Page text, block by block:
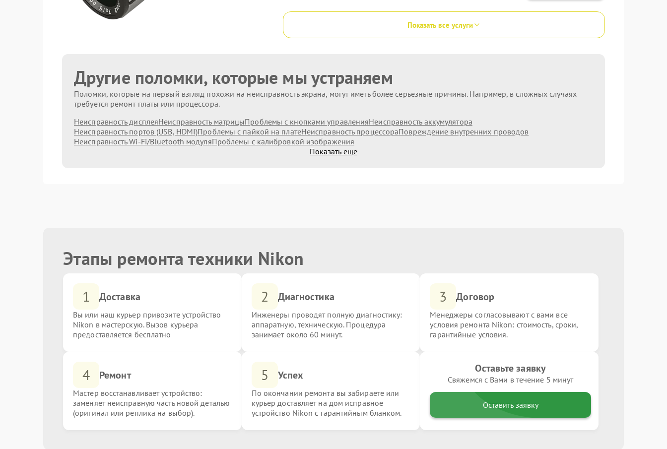
Показать все услуги
Другие поломки, которые мы устраняем
Поломки, которые на первый взгляд похожи на неисправность экрана, могут иметь более серьезные причины. Например, в сложных случаях
требуется ремонт платы или процессора.
Неисправность дисплеяНеисправность матрицыПроблемы с кнопками управленияНеисправность аккумулятора
Неисправность портов (USB, HDMI)Проблемы с пайкой на платеНеисправность процессораПовреждение внутренних проводов
Неисправность Wi-Fi/Bluetooth модуляПроблемы с калибровкой изображения
Показать еще
Этапы ремонта техники Nikon
1 Доставка
Вы или наш курьер привозите устройство
Nikon в мастерскую. Вызов курьера
предоставляется бесплатно
2 Диагностика
Инженеры проводят полную диагностику:
аппаратную, техническую. Процедура
занимает около 60 минут.
3 Договор
Менеджеры согласовывают с вами все
условия ремонта Nikon: стоимость, сроки,
гарантийные условия.
4 Ремонт
Мастер восстанавливает устройство:
заменяет неисправную часть новой деталью
(оригинал или реплика на выбор).
5 Успех
По окончании ремонта вы забираете или
курьер доставляет на дом исправное
устройство Nikon с гарантийным бланком.
Оставьте заявку
Свяжемся с Вами в течение 5 минут
Оставить заявку